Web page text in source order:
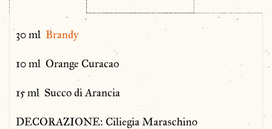
30 ml Brandy
10 ml Orange Curacao
15 ml Succo di Arancia
DECORAZIONE: Ciliegia Maraschino